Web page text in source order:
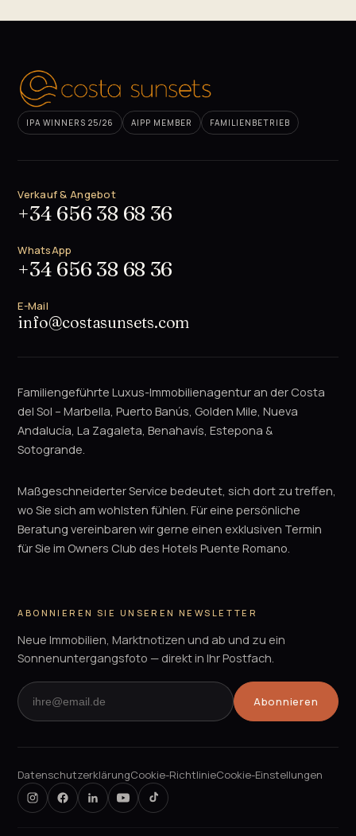
IPA WINNERS 25/26 AIPP MEMBER FAMILIENBETRIEB
Verkauf & Angebot
+34 656 38 68 36
WhatsApp
+34 656 38 68 36
E-Mail
info@costasunsets.com
Familiengeführte Luxus-Immobilienagentur an der Costa
del Sol – Marbella, Puerto Banús, Golden Mile, Nueva
Andalucía, La Zagaleta, Benahavís, Estepona &
Sotogrande.
Maßgeschneiderter Service bedeutet, sich dort zu treffen,
wo Sie sich am wohlsten fühlen. Für eine persönliche
Beratung vereinbaren wir gerne einen exklusiven Termin
für Sie im Owners Club des Hotels Puente Romano.
ABONNIEREN SIE UNSEREN NEWSLETTER
Neue Immobilien, Marktnotizen und ab und zu ein
Sonnenuntergangsfoto — direkt in Ihr Postfach.
Abonnieren
DatenschutzerklärungCookie-RichtlinieCookie-Einstellungen